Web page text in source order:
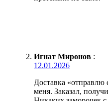
Игнат Миронов :
12.01.2026
Доставка «отправлю
меня. Заказал,